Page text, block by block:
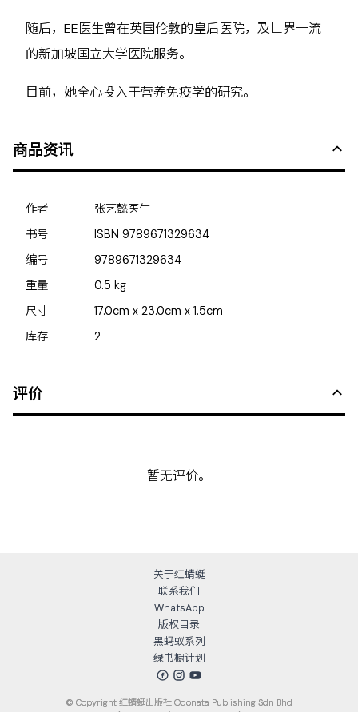
随后，EE医生曾在英国伦敦的皇后医院，及世界一流
的新加坡国立大学医院服务。
目前，她全心投入于营养免疫学的研究。
商品资讯
作者
张艺懿医生
书号
ISBN9789671329634
编号
9789671329634
重量
0.5 kg
尺寸
17.0cm x 23.0cm x 1.5cm
库存
2
评价
暂无评价。
关于红蜻蜓
联系我们
WhatsApp
版权目录
黑蚂蚁系列
绿书橱计划
© Copyright 红蜻蜓出版社 Odonata Publishing Sdn Bhd